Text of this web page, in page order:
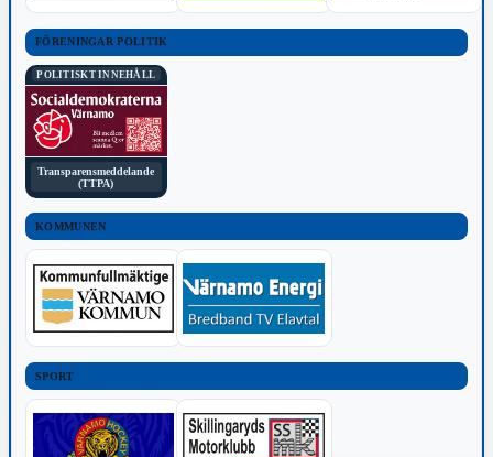
FÖRENINGAR POLITIK
POLITISKT INNEHÅLL
Transparensmeddelande
(TTPA)
KOMMUNEN
SPORT